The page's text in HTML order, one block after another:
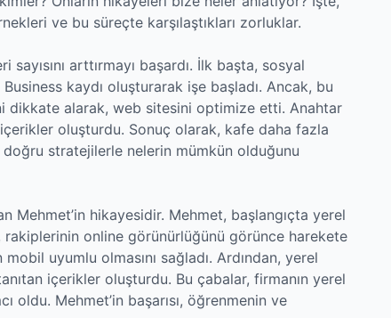
ve bu süreçte karşılaştıkları zorluklar.
arttırmayı başardı. İlk başta, sosyal
kaydı oluşturarak işe başladı. Ancak, bu
dikkate alarak, web sitesini optimize etti. Anahtar
oluşturdu. Sonuç olarak, kafe daha fazla
stratejilerle nelerin mümkün olduğunu
Mehmet’in hikayesidir. Mehmet, başlangıçta yerel
online görünürlüğünü görünce harekete
uyumlu olmasını sağladı. Ardından, yerel
içerikler oluşturdu. Bu çabalar, firmanın yerel
oldu. Mehmet’in başarısı, öğrenmenin ve